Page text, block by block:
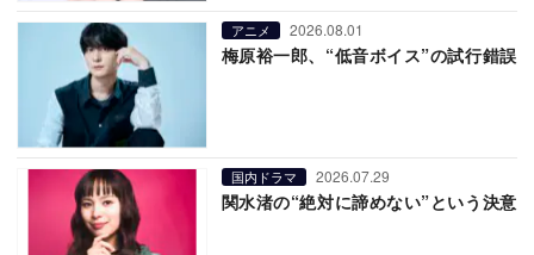
アニメ 2026.08.01
梅原裕一郎、“低音ボイス”の試行錯誤
国内ドラマ 2026.07.29
関水渚の“絶対に諦めない”という決意